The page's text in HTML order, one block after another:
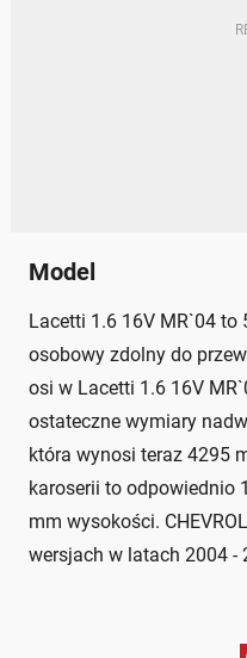
Model
Lacetti 1.6 16V MR`04 to
osobowy zdolny do
osi w Lacetti 1.6 16V
ostateczne wymiary
która wynosi teraz 4295
karoserii to odpowiednio
mm wysokości.
wersjach w latach 2004 -